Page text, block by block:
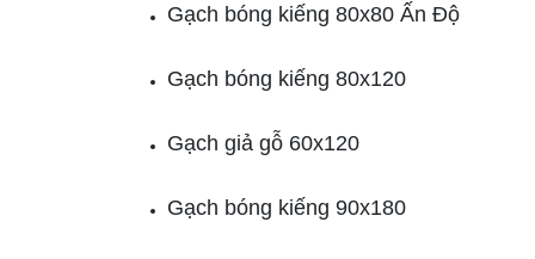
Gạch bóng kiếng 80x80 Ấn Độ
Gạch bóng kiếng 80x120
Gạch giả gỗ 60x120
Gạch bóng kiếng 90x180